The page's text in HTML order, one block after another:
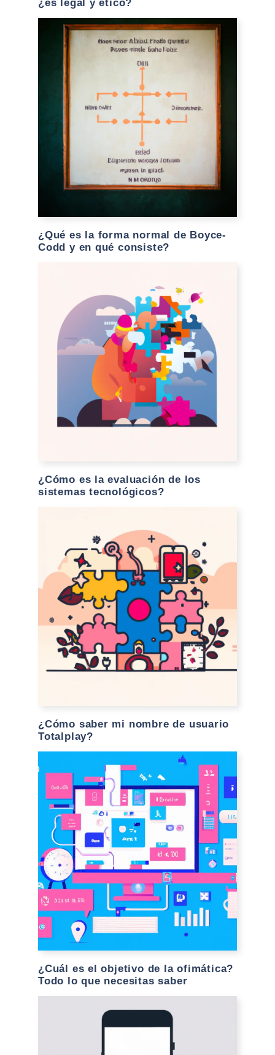
¿es legal y ético?
¿Qué es la forma normal de Boyce-
Codd y en qué consiste?
¿Cómo es la evaluación de los
sistemas tecnológicos?
¿Cómo saber mi nombre de usuario
Totalplay?
¿Cuál es el objetivo de la ofimática?
Todo lo que necesitas saber